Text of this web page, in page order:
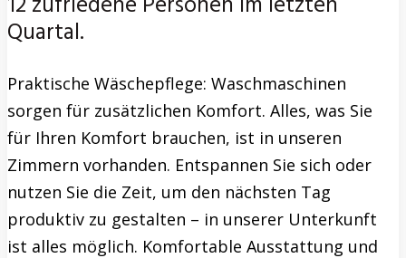
Quartal.
Praktische Wäschepflege: Waschmaschinen
sorgen für zusätzlichen Komfort. Alles, was Sie
für Ihren Komfort brauchen, ist in unseren
Zimmern vorhanden. Entspannen Sie sich oder
nutzen Sie die Zeit, um den nächsten Tag
produktiv zu gestalten – in unserer Unterkunft
ist alles möglich. Komfortable Ausstattung und